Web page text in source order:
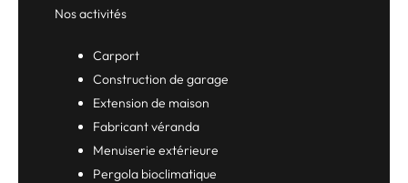
Nos activités
Carport
Construction de garage
Extension de maison
Fabricant véranda
Menuiserie extérieure
Pergola bioclimatique